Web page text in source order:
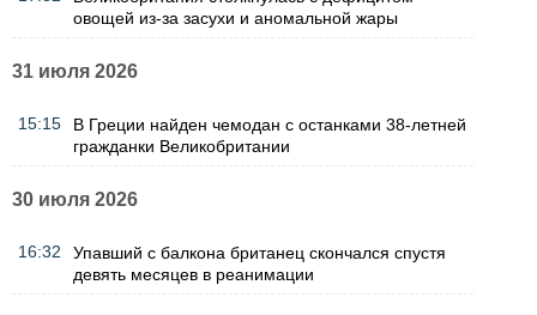
овощей из-за засухи и аномальной жары
31 июля 2026
15:15
В Греции найден чемодан с останками 38-летней
гражданки Великобритании
30 июля 2026
16:32
Упавший с балкона британец скончался спустя
девять месяцев в реанимации